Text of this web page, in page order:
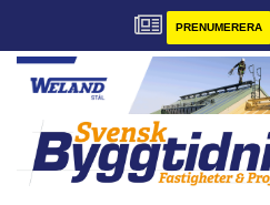
PRENUMERERA